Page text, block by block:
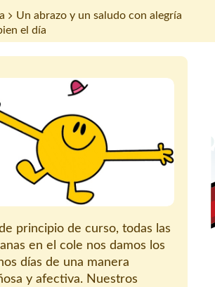
centro
> Un abrazo y un saludo con alegría
el día
principio de curso, todas las
en el cole nos damos los
días de una manera
y afectiva. Nuestros